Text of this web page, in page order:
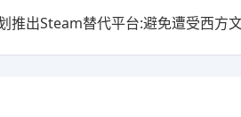
推出Steam替代平台:避免遭受西方